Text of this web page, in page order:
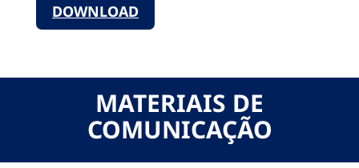
DOWNLOAD
MATERIAIS DE
COMUNICAÇÃO